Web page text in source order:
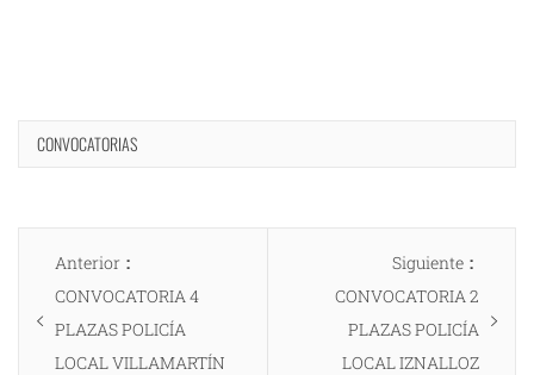
CONVOCATORIAS
Navegación
entradas
Anterior
anterior:
CONVOCATORIA 4
PLAZAS POLICÍA
LOCAL VILLAMARTÍN
Siguiente
CONVOCATORIA 2
PLAZAS POLICÍA
LOCAL IZNALLOZ